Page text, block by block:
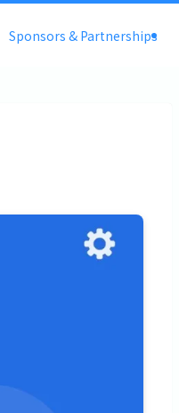
Sponsors & Partnerships